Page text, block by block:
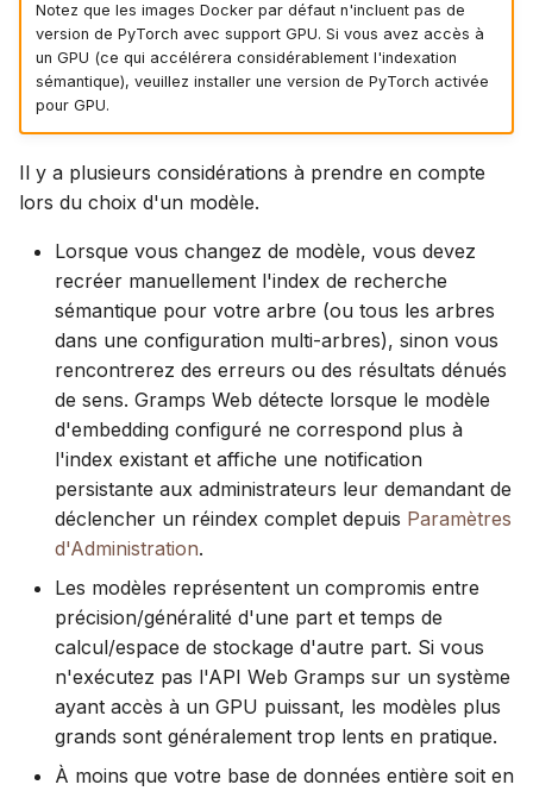
Notez que les images Docker par défaut n'incluent pas de
version de PyTorch avec support GPU. Si vous avez accès à
un GPU (ce qui accélérera considérablement l'indexation
sémantique), veuillez installer une version de PyTorch activée
pour GPU.
Il y a plusieurs considérations à prendre en compte
lors du choix d'un modèle.
Lorsque vous changez de modèle, vous devez
recréer manuellement l'index de recherche
sémantique pour votre arbre (ou tous les arbres
dans une configuration multi-arbres), sinon vous
rencontrerez des erreurs ou des résultats dénués
de sens. Gramps Web détecte lorsque le modèle
d'embedding configuré ne correspond plus à
l'index existant et affiche une notification
persistante aux administrateurs leur demandant de
déclencher un réindex complet depuis Paramètres
d'Administration.
Les modèles représentent un compromis entre
précision/généralité d'une part et temps de
calcul/espace de stockage d'autre part. Si vous
n'exécutez pas l'API Web Gramps sur un système
ayant accès à un GPU puissant, les modèles plus
grands sont généralement trop lents en pratique.
À moins que votre base de données entière soit en